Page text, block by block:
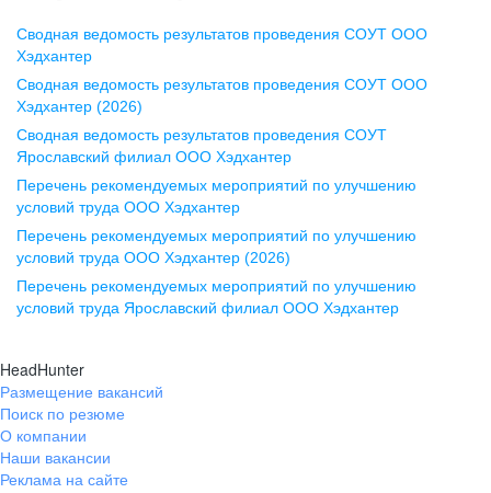
Воронеж
ул. Комиссаржевской, д. 10,
офис 1212
+7 473 280-05-05
pr@vrn.hh.ru
ул. Спартаковская, д. 2А, этаж 3,
помещение 15
+7 843 212-12-50
Екатеринбург
ул. Боевых Дружин, стр. 20,
+7 343 226-79-99
Сводная ведомость результатов проведения СОУТ ООО
Хэдхантер
Сводная ведомость результатов проведения СОУТ ООО
Хэдхантер (2026)
Сводная ведомость результатов проведения СОУТ
Ярославский филиал ООО Хэдхантер
Перечень рекомендуемых мероприятий по улучшению
условий труда ООО Хэдхантер
Перечень рекомендуемых мероприятий по улучшению
условий труда ООО Хэдхантер (2026)
Перечень рекомендуемых мероприятий по улучшению
условий труда Ярославский филиал ООО Хэдхантер
HeadHunter
Размещение вакансий
Поиск по резюме
О компании
Наши вакансии
Реклама на сайте